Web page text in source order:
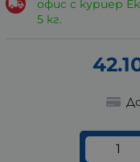
офис с куриер
5 кг.